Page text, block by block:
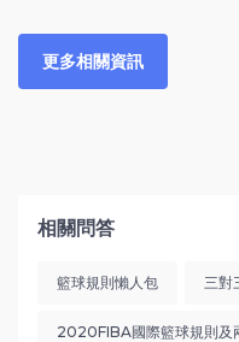
更多相關資訊
相關問答
籃球規則懶人包 三對
2020FIBA國際籃球規則及